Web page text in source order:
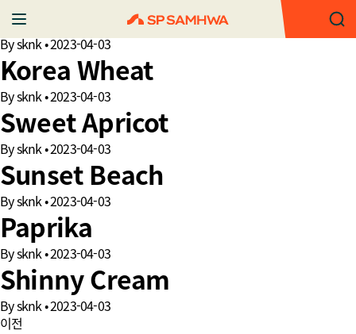
Milk Tea
Bysknk•2023-04-03
Korea Wheat
Bysknk•2023-04-03
Sweet Apricot
Bysknk•2023-04-03
Sunset Beach
Bysknk•2023-04-03
Paprika
Bysknk•2023-04-03
Shinny Cream
Bysknk•2023-04-03
이전